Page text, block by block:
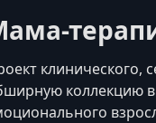
клинического,
коллекцию